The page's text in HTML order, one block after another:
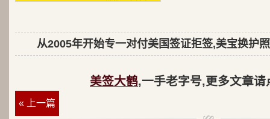
从2005年开始专一对付美国签证拒签,美宝换护
美签大鹤,一手老字号,更多文章请
« 上一篇